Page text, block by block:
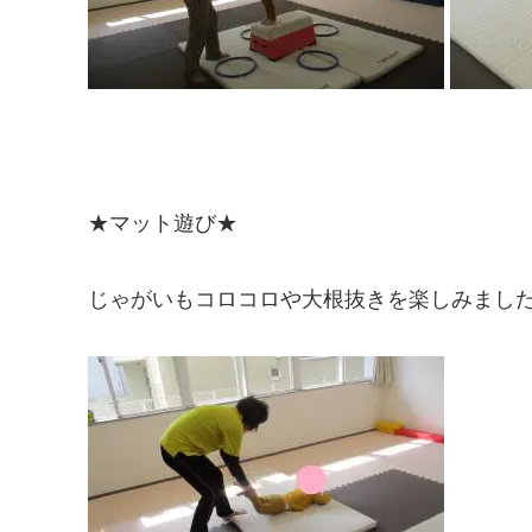
★マット遊び★
じゃがいもコロコロや大根抜きを楽しみまし